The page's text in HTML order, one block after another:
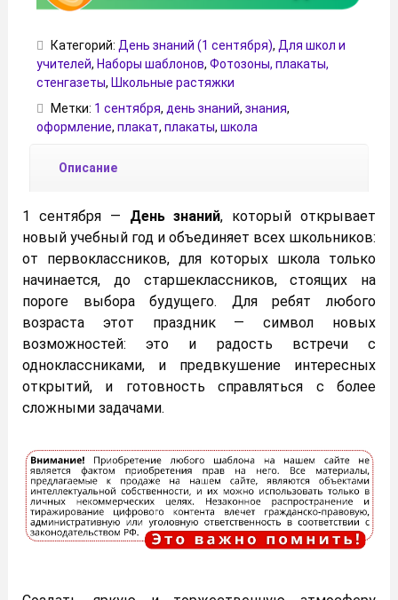
Категорий: День знаний (1 сентября), Для школ и
учителей, Наборы шаблонов, Фотозоны, плакаты,
стенгазеты, Школьные растяжки
Метки: 1 сентября, день знаний, знания,
оформление, плакат, плакаты, школа
Описание
1 сентября — День знаний, который открывает
новый учебный год и объединяет всех школьников:
от первоклассников, для которых школа только
начинается, до старшеклассников, стоящих на
пороге выбора будущего. Для ребят любого
возраста этот праздник — символ новых
возможностей: это и радость встречи с
одноклассниками, и предвкушение интересных
открытий, и готовность справляться с более
сложными задачами.